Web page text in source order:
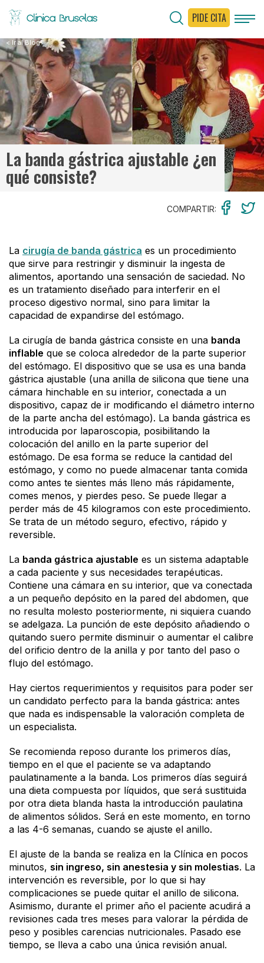
PIDE CITA
< Ir al Blog
La banda gástrica ajustable ¿en
qué consiste?
COMPARTIR:
La cirugía de banda gástrica es un procedimiento
que sirve para restringir y disminuir la ingesta de
alimentos, aportando una sensación de saciedad. No
es un tratamiento diseñado para interferir en el
proceso digestivo normal, sino para limitar la
capacidad de expandirse del estómago.
La cirugía de banda gástrica consiste en una banda
inflable que se coloca alrededor de la parte superior
del estómago. El dispositivo que se usa es una banda
gástrica ajustable (una anilla de silicona que tiene una
cámara hinchable en su interior, conectada a un
dispositivo, capaz de ir modificando el diámetro interno
de la parte ancha del estómago). La banda gástrica es
introducida por laparoscopia, posibilitando la
colocación del anillo en la parte superior del
estómago. De esa forma se reduce la cantidad del
estómago, y como no puede almacenar tanta comida
como antes te sientes más lleno más rápidamente,
comes menos, y pierdes peso. Se puede llegar a
perder más de 45 kilogramos con este procedimiento.
Se trata de un método seguro, efectivo, rápido y
reversible.
La banda gástrica ajustable es un sistema adaptable
a cada paciente y sus necesidades terapéuticas.
Contiene una cámara en su interior, que va conectada
a un pequeño depósito en la pared del abdomen, que
no resulta molesto posteriormente, ni siquiera cuando
se adelgaza. La punción de este depósito añadiendo o
quitando suero permite disminuir o aumentar el calibre
del orificio dentro de la anilla y por tanto del paso o
flujo del estómago.
Hay ciertos requerimientos y requisitos para poder ser
un candidato perfecto para la banda gástrica: antes
que nada es indispensable la valoración completa de
un especialista.
Se recomienda reposo durante los primeros días,
tiempo en el que el paciente se va adaptando
paulatinamente a la banda. Los primeros días seguirá
una dieta compuesta por líquidos, que será sustituida
por otra dieta blanda hasta la introducción paulatina
de alimentos sólidos. Será en este momento, en torno
a las 4-6 semanas, cuando se ajuste el anillo.
El ajuste de la banda se realiza en la Clínica en pocos
minutos, sin ingreso, sin anestesia y sin molestias. La
intervención es reversible, por lo que si hay
complicaciones se puede quitar el anillo de silicona.
Asimismo, durante el primer año el paciente acudirá a
revisiones cada tres meses para valorar la pérdida de
peso y posibles carencias nutricionales. Pasado ese
tiempo, se lleva a cabo una única revisión anual.